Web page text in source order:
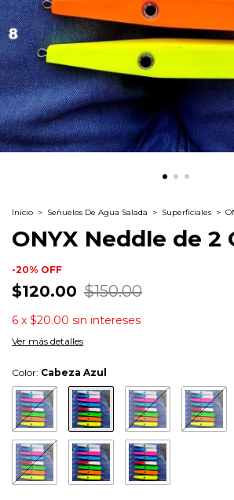
Inicio > Señuelos De Agua Salada > Superficiales >
ONYX Neddle de 2
-20% OFF
$120.00 $150.00
6 x $20.00 sin intereses
Ver más detalles
Color: Cabeza Azul